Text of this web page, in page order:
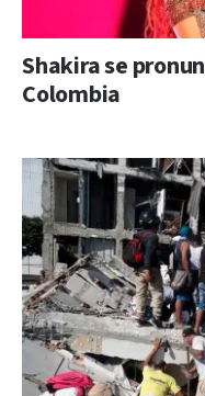
Shakira se
Colombia